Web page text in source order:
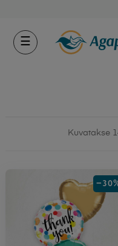
Toggle
navigation
☰
Kuvatakse